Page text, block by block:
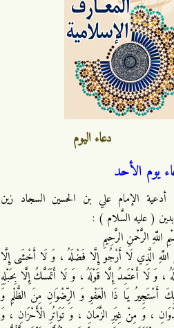
دعاء اليوم
يوم الأحد
الإمام علي بن الحسين السجاد زين
( عليه السَّلام ) :
اللَّهِ الرَّحْمنِ الرَّحِيمِ
اللَّهِ الَّذِي لَا أَرْجُو إِلَّا فَضْلَهُ ، وَ لَا أَخْشَى إِلَّا
، وَ لَا أَعْتَمِدُ إِلَّا قَوْلَهُ ، وَ لَا أَتَمَسَّكُ إِلَّا بِحَبْلِهِ
أَسْتَجِيرُ يَا ذَا الْعَفْوِ وَ الرِّضْوَانِ مِنَ الظُّلْمِ وَ
، وَ مِنْ غِيَرِ الزَّمَانِ ، وَ تَوَاتُرِ الْأَحْزَانِ ، وَ